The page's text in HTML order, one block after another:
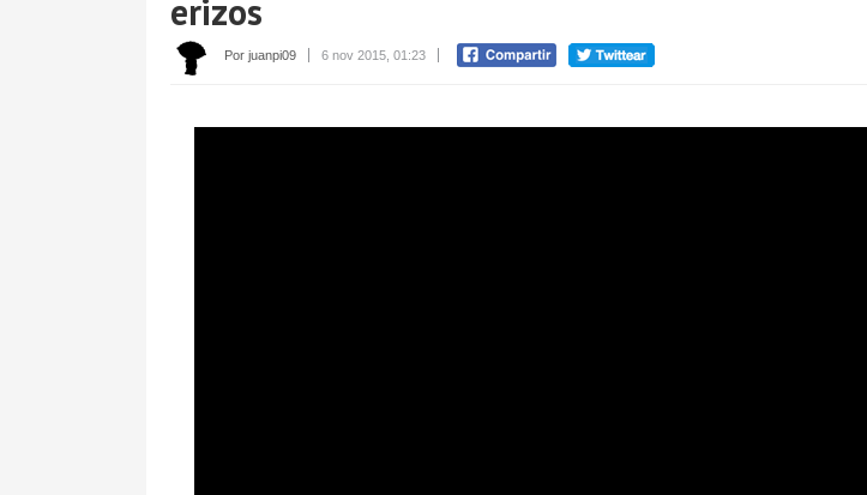
erizos
Por juanpi09 6 nov 2015, 01:23